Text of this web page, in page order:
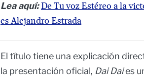
Lea aquí:De Tu voz Estéreo a la
es Alejandro Estrada
El título tiene una explicación
la presentación oficial, Dai Daies